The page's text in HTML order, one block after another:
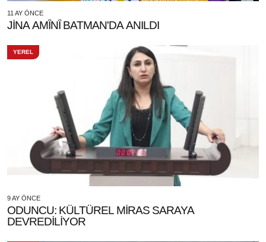
11 AY ÖNCE
JİNA AMÎNÎ BATMAN'DA ANILDI
YEREL
9 AY ÖNCE
ODUNCU: KÜLTÜREL MİRAS SARAYA
DEVREDİLİYOR